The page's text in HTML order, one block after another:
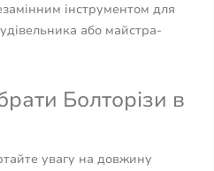
інструментом для
або майстра-
Болторізи в
увагу на довжину